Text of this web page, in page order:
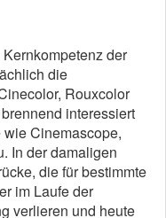
der
die
Rouxcolor
interessiert
Cinemascope,
In der damaligen
die für bestimmte
im Laufe der
verlieren und heute